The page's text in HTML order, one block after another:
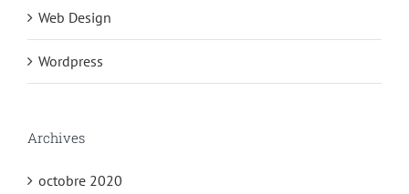
Web Design
Wordpress
Archives
octobre 2020